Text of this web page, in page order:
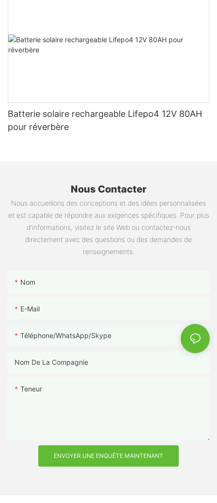
Batterie solaire rechargeable Lifepo4 12V 80AH
pour réverbère
Nous Contacter
Nous accueillons des conceptions et des idées personnalisées
et est capable de répondre aux exigences spécifiques. Pour plus
d'informations, visitez le site Web ou contactez-nous
directement avec des questions ou des demandes de
renseignements.
Nom
E-Mail
Téléphone/WhatsApp/Skype
Nom De La Compagnie
Teneur
ENVOYER UNE ENQUÊTE MAINTENANT